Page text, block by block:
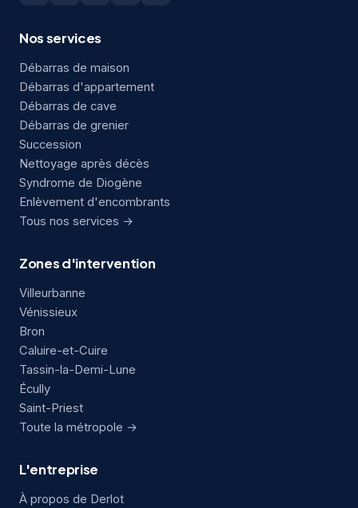
Nos services
Débarras de maison
Débarras d'appartement
Débarras de cave
Débarras de grenier
Succession
Nettoyage après décès
Syndrome de Diogène
Enlèvement d'encombrants
Tous nos services →
Zones d'intervention
Villeurbanne
Vénissieux
Bron
Caluire-et-Cuire
Tassin-la-Demi-Lune
Écully
Saint-Priest
Toute la métropole →
L'entreprise
À propos de Derlot